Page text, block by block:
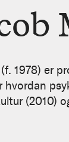
1978) er
hvordan
(2010)